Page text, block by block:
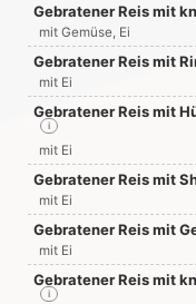
Gebratener Reis mit
mit Gemüse, Ei
Gebratener Reis mit
mit Ei
Gebratener Reis mit
i
mit Ei
Gebratener Reis mit
mit Ei
Gebratener Reis mit
mit Ei
Gebratener Reis mit
i